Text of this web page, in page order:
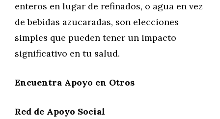
enteros en lugar de refinados, o agua en vez
de bebidas azucaradas, son elecciones
simples que pueden tener un impacto
significativo en tu salud.
Encuentra Apoyo en Otros
Red de Apoyo Social